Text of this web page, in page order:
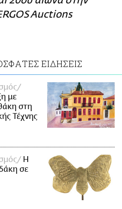
Auctions
ΕΙΔΗΣΕΙΣ
με
στη
Τέχνης
Η
σε